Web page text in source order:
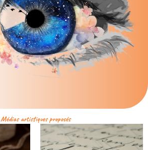
Médias artistiques proposés